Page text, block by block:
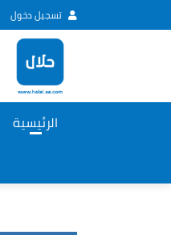
تسجيل دخول
الرئيسية